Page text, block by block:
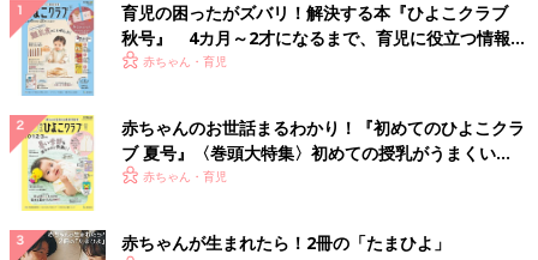
育児の困ったがズバリ！解決する本『ひよこクラブ
秋号』 4カ月～2才になるまで、育児に役立つ情報が
いっぱい！
赤ちゃん・育児
赤ちゃんのお世話まるわかり！『初めてのひよこクラ
ブ 夏号』〈巻頭大特集〉初めての授乳がうまくい
く！ おっぱい・ミルクの基本と夏のトラブル 解決テ
赤ちゃん・育児
赤ちゃんが生まれたら！2冊の「たまひよ」